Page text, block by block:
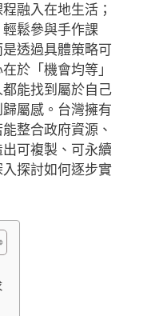
融入在地生活；
鬆參與手作課
透過具體策略可
於「機會均等」
能找到屬於自己
屬感。台灣擁有
整合政府資源、
可複製、可永續
探討如何逐步實